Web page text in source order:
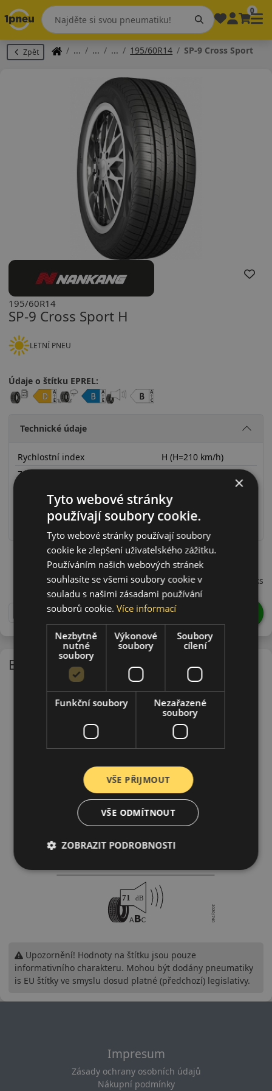
0
Zpět 195/60R14 SP-9 Cross Sport
SP-9 Cross Sport H
195/60R14
LETNÍ PNEU
Údaje o štítku EPREL:
Technické údaje
Rychlostní index
H (H=210 km/h)
Zátěžový index
RunFlat systém
Ne
Ochrana ráfku
19560R14HSP9
1 165 CZK /ks
ks
EU - štítek
Upozornění! Hodnoty na štítku jsou pouze
informativního charakteru. Mohou být dodány pneumatiky
is EU štítky ve smyslu dosud platné (předchozí) legislativy.
Impresum
Zásady ochrany osobních údajů
Nákupní podmínky
×
Tyto webové stránky
používají soubory cookie.
Tyto webové stránky používají soubory
cookie ke zlepšení uživatelského zážitku.
Používáním našich webových stránek
souhlasíte se všemi soubory cookie v
souladu s našimi zásadami používání
souborů cookie.Více informací
Nezbytně
nutné
soubory
Výkonové
soubory
Soubory
cílení
Funkční soubory
Nezařazené
soubory
VŠE PŘIJMOUT
VŠE ODMÍTNOUT
ZOBRAZIT PODROBNOSTI